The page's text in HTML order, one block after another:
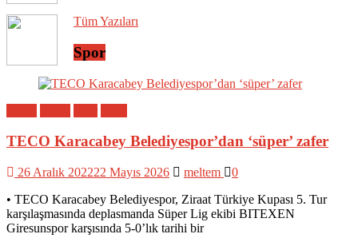
Tüm Yazıları
Spor
TECO Karacabey Belediyespor’dan ‘süper’ zafer
26 Aralık 202222 Mayıs 2026 meltem
0
• TECO Karacabey Belediyespor, Ziraat Türkiye Kupası 5. Tur
karşılaşmasında deplasmanda Süper Lig ekibi BITEXEN
Giresunspor karşısında 5-0’lık tarihi bir